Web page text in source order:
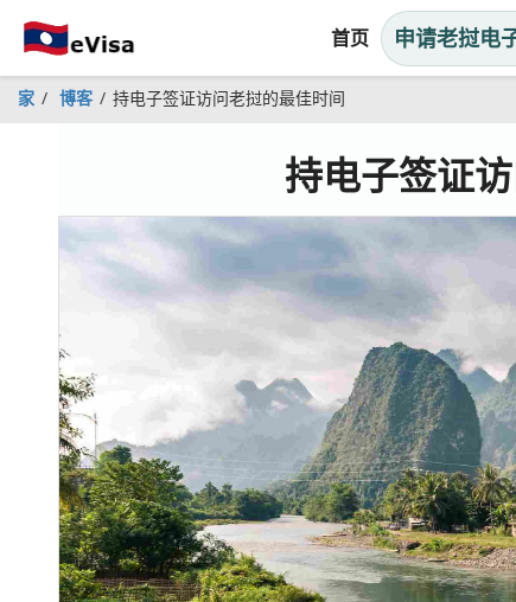
首页 申请老挝电
家 博客 持电子签证访问老挝的最佳时间
持电子签证